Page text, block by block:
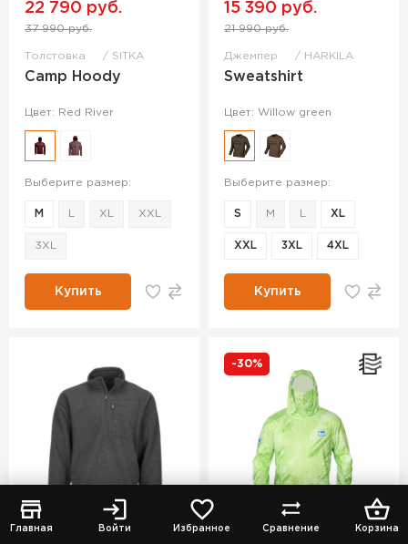
Главная Войти Избранное Сравнение Корзина
22 790 руб.
37 990 руб.
Толстовка SITKA
Camp Hoody
Цвет: Red River
Выберите размер:
M XL XXL
3XL
Купить
15 390 руб.
21 990 руб.
Джемпер HARKILA
Sweatshirt
Цвет: Willow green
Выберите размер:
S M XL
XXL 3XL 4XL
Купить
-30%